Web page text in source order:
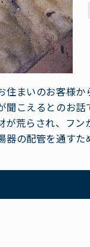
まいのお客様か
こえるとのお話
荒らされ、フン
の配管を通すた